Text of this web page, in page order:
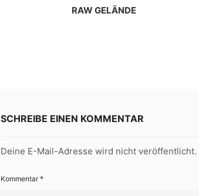
RAW GELÄNDE
SCHREIBE EINEN KOMMENTAR
Deine E-Mail-Adresse wird nicht veröffentlicht.
Kommentar*